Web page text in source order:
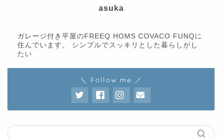
asuka
ガレージ付き平屋のFREEQ HOMS COVACO FUNQに
住んでいます。 シンプルでスッキリとした暮らしがし
たい
＼ Follow me ／